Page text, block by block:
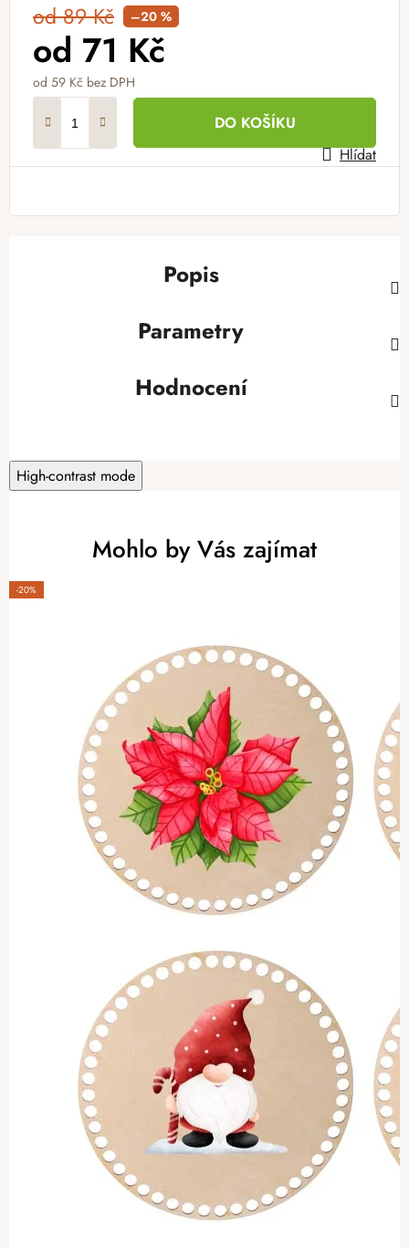
od 89 Kč –20 %
od 71 Kč
od 59 Kč bez DPH
DO KOŠÍKU
Hlídat
Popis
Parametry
Hodnocení
High-contrast mode
Mohlo by Vás zajímat
-20%